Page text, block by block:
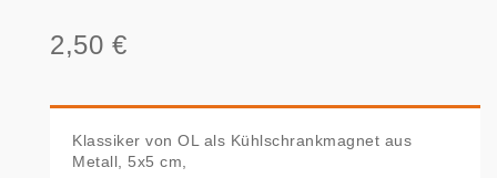
2,50 €
Klassiker von OL als Kühlschrankmagnet aus
Metall, 5x5 cm,